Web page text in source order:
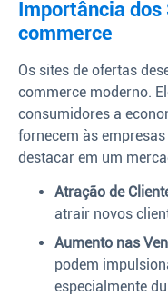
Importância dos
commerce
Os sites de ofertas
commerce moderno.
consumidores a
fornecem às
destacar em um
Atração de
atrair novos
Aumento nas
podem
especialmente